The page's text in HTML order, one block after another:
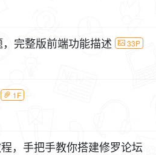
完整版前端功能描述 33P
1F
，手把手教你搭建修罗论坛